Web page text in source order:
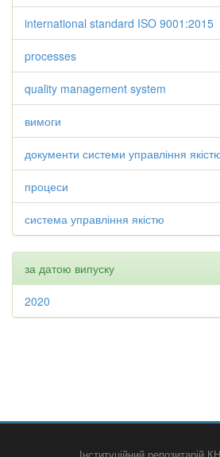
international standard ISO 9001:2015
processes
quality management system
вимоги
документи системи управління
процеси
система управління якістю
за датою випуску
2020